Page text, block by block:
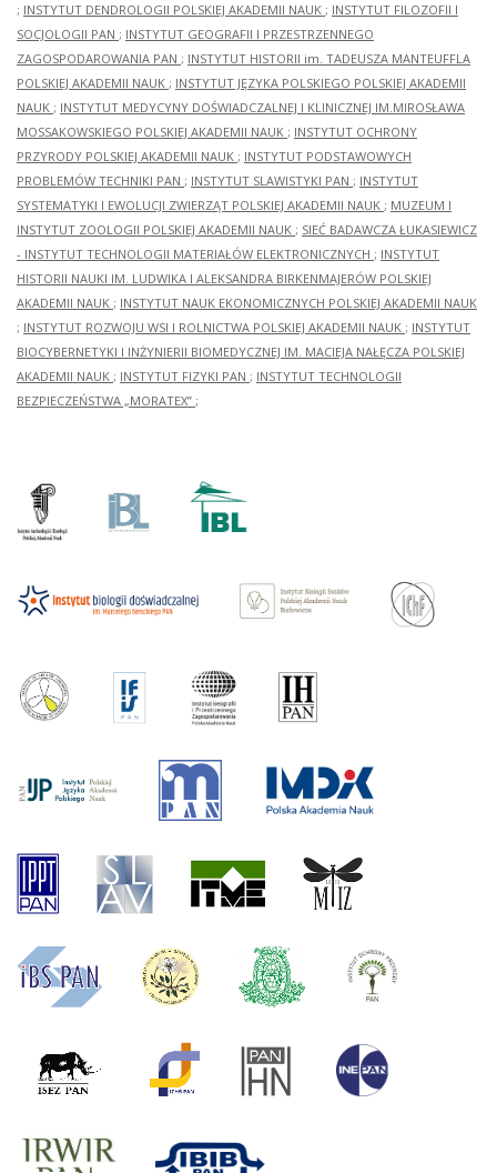
; INSTYTUT DENDROLOGII POLSKIEJ AKADEMII NAUK ; INSTYTUT FILOZOFII I
SOCJOLOGII PAN ; INSTYTUT GEOGRAFII I PRZESTRZENNEGO
ZAGOSPODAROWANIA PAN ; INSTYTUT HISTORII im. TADEUSZA MANTEUFFLA
POLSKIEJ AKADEMII NAUK ; INSTYTUT JĘZYKA POLSKIEGO POLSKIEJ AKADEMII
NAUK ; INSTYTUT MEDYCYNY DOŚWIADCZALNEJ I KLINICZNEJ IM.MIROSŁAWA
MOSSAKOWSKIEGO POLSKIEJ AKADEMII NAUK ; INSTYTUT OCHRONY
PRZYRODY POLSKIEJ AKADEMII NAUK ; INSTYTUT PODSTAWOWYCH
PROBLEMÓW TECHNIKI PAN ; INSTYTUT SLAWISTYKI PAN ; INSTYTUT
SYSTEMATYKI I EWOLUCJI ZWIERZĄT POLSKIEJ AKADEMII NAUK ; MUZEUM I
INSTYTUT ZOOLOGII POLSKIEJ AKADEMII NAUK ; SIEĆ BADAWCZA ŁUKASIEWICZ
- INSTYTUT TECHNOLOGII MATERIAŁÓW ELEKTRONICZNYCH ; INSTYTUT
HISTORII NAUKI IM. LUDWIKA I ALEKSANDRA BIRKENMAJERÓW POLSKIEJ
AKADEMII NAUK ; INSTYTUT NAUK EKONOMICZNYCH POLSKIEJ AKADEMII NAUK
; INSTYTUT ROZWOJU WSI I ROLNICTWA POLSKIEJ AKADEMII NAUK ; INSTYTUT
BIOCYBERNETYKI I INŻYNIERII BIOMEDYCZNEJ IM. MACIEJA NAŁĘCZA POLSKIEJ
AKADEMII NAUK ; INSTYTUT FIZYKI PAN ; INSTYTUT TECHNOLOGII
BEZPIECZEŃSTWA „MORATEX” ;